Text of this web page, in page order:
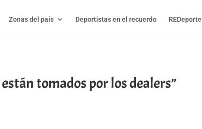
Zonas del país Deportistas en el recuerdo REDeporte
tomados por los dealers”